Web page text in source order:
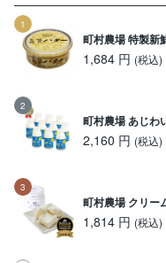
町村農場 特製新
1,684 円 (税込)
町村農場 あじわ
2,160 円 (税込)
町村農場 クリー
1,814 円 (税込)